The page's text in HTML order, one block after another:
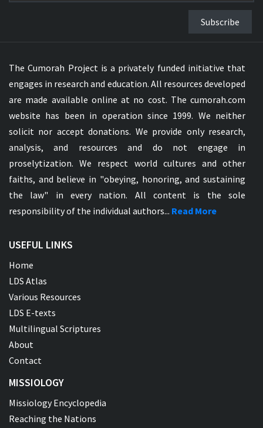
Subscribe
The Cumorah Project is a privately funded initiative that
engages in research and education. All resources developed
are made available online at no cost. The cumorah.com
website has been in operation since 1999. We neither
solicit nor accept donations. We provide only research,
analysis, and resources and do not engage in
proselytization. We respect world cultures and other
faiths, and believe in "obeying, honoring, and sustaining
the law" in every nation. All content is the sole
responsibility of the individual authors... Read More
USEFUL LINKS
Home
LDS Atlas
Various Resources
LDS E-texts
Multilingual Scriptures
About
Contact
MISSIOLOGY
Missiology Encyclopedia
Reaching the Nations